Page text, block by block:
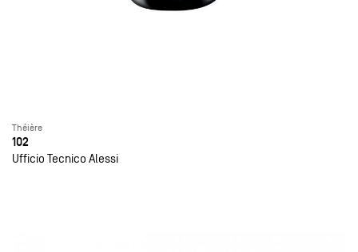
Théière
102
Ufficio Tecnico Alessi